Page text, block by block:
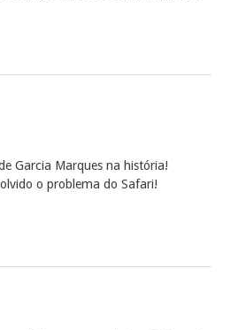
Garcia Marques na história!
o problema do Safari!